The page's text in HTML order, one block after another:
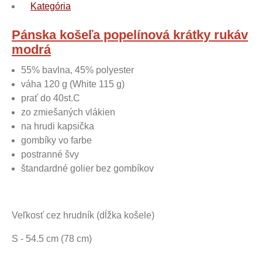
Kategória
Pánska košeľa popelínová krátky rukáv
modrá
55% bavlna, 45% polyester
váha 120 g (White 115 g)
prať do 40st.C
zo zmiešaných vlákien
na hrudi kapsička
gombíky vo farbe
postranné švy
štandardné golier bez gombíkov
Veľkosť cez hrudník (dĺžka košele)
S - 54.5 cm (78 cm)